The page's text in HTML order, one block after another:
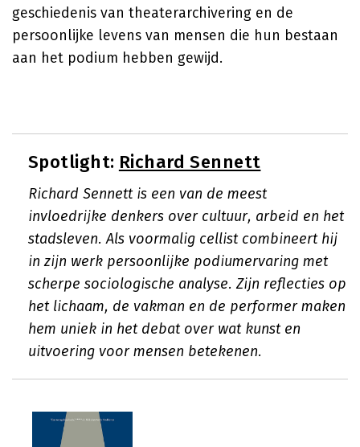
geschiedenis van theaterarchivering en de
persoonlijke levens van mensen die hun bestaan
aan het podium hebben gewijd.
Spotlight: Richard Sennett
Richard Sennett is een van de meest
invloedrijke denkers over cultuur, arbeid en het
stadsleven. Als voormalig cellist combineert hij
in zijn werk persoonlijke podiumervaring met
scherpe sociologische analyse. Zijn reflecties op
het lichaam, de vakman en de performer maken
hem uniek in het debat over wat kunst en
uitvoering voor mensen betekenen.